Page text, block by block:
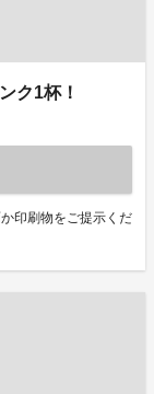
ク1杯！
印刷物をご提示くだ